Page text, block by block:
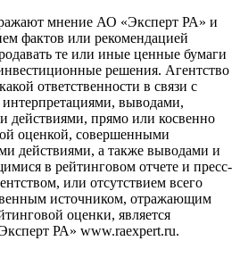
мнение АО «Эксперт РА» и
фактов или рекомендацией
те или иные ценные бумаги
решения. Агентство
ответственности в связи с
выводами,
действиями, прямо или косвенно
оценкой, совершенными
действиями, а также выводами и
в рейтинговом отчете и пресс-
или отсутствием всего
источником, отражающим
оценки, является
РА» www.raexpert.ru.